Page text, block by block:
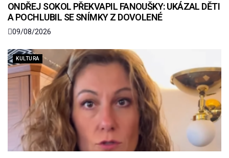
ONDŘEJ SOKOL PŘEKVAPIL FANOUŠKY: UKÁZAL DĚTI
A POCHLUBIL SE SNÍMKY Z DOVOLENÉ
09/08/2026
KULTURA